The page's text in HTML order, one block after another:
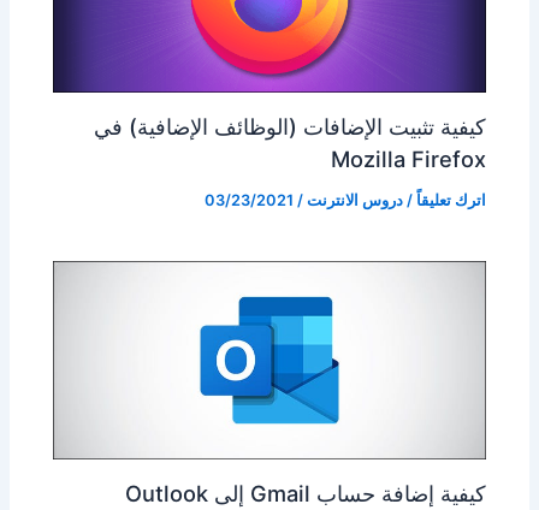
كيفية تثبيت الإضافات (الوظائف الإضافية) في
Mozilla Firefox
اترك تعليقاً /دروس الانترنت /
03/23/2021
كيفية إضافة حساب Gmail إلى Outlook